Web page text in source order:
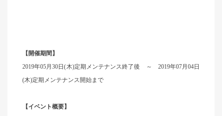
【開催期間】
2019年05月30日(木)定期メンテナンス終了後 ～ 2019年07月04日
(木)定期メンテナンス開始まで
【イベント概要】